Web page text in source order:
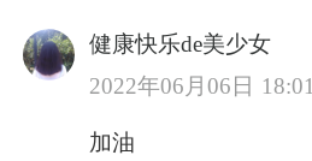
健康快乐de美少女
2022年06月06日 18:01
加油